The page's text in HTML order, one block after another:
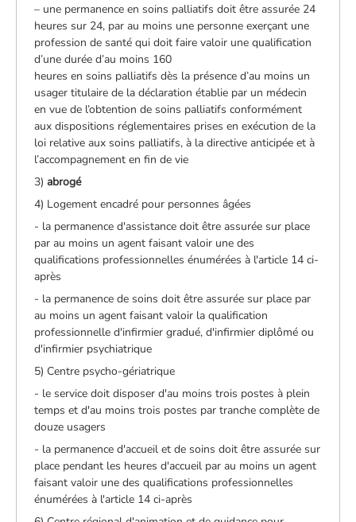
– une permanence en soins palliatifs doit être assurée 24
heures sur 24, par au moins une personne exerçant une
profession de santé qui doit faire valoir une qualification
d’une durée d’au moins 160
heures en soins palliatifs dès la présence d’au moins un
usager titulaire de la déclaration établie par un médecin
en vue de l’obtention de soins palliatifs conformément
aux dispositions réglementaires prises en exécution de la
loi relative aux soins palliatifs, à la directive anticipée et à
l’accompagnement en fin de vie
3)abrogé
4) Logement encadré pour personnes âgées
- la permanence d'assistance doit être assurée sur place
par au moins un agent faisant valoir une des
qualifications professionnelles énumérées à l'article 14 ci-
après
- la permanence de soins doit être assurée sur place par
au moins un agent faisant valoir la qualification
professionnelle d'infirmier gradué, d'infirmier diplômé ou
d'infirmier psychiatrique
5) Centre psycho-gériatrique
- le service doit disposer d'au moins trois postes à plein
temps et d'au moins trois postes par tranche complète de
douze usagers
- la permanence d'accueil et de soins doit être assurée sur
place pendant les heures d'accueil par au moins un agent
faisant valoir une des qualifications professionnelles
énumérées à l'article 14 ci-après